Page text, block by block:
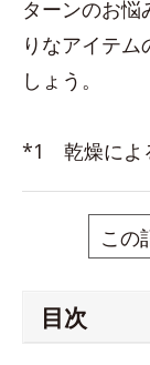
ターンのお悩
りなアイテ
しょう。
*1 乾燥によ
この
目次